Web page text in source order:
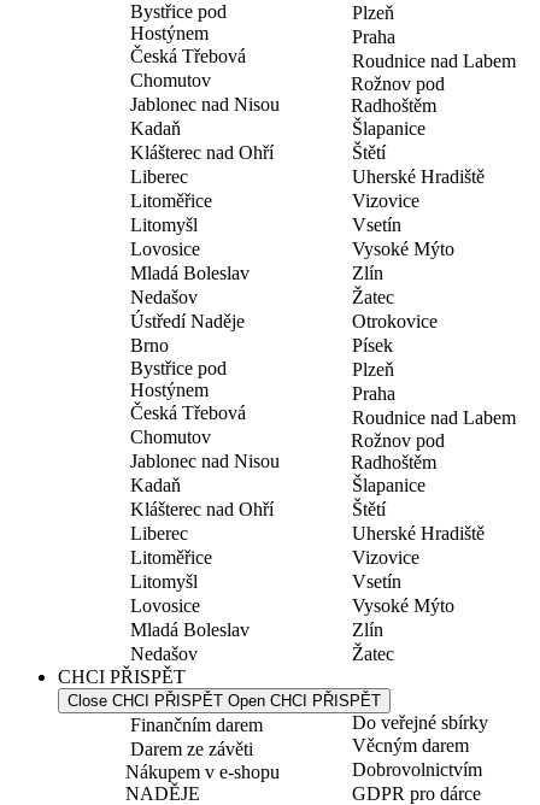
Bystřice pod
Hostýnem
Česká Třebová
Chomutov
Jablonec nad Nisou
Kadaň
Klášterec nad Ohří
Liberec
Litoměřice
Litomyšl
Lovosice
Mladá Boleslav
Nedašov
Plzeň
Praha
Roudnice nad Labem
Rožnov pod
Radhoštěm
Šlapanice
Štětí
Uherské Hradiště
Vizovice
Vsetín
Vysoké Mýto
Zlín
Žatec
Ústředí Naděje
Brno
Bystřice pod
Hostýnem
Česká Třebová
Chomutov
Jablonec nad Nisou
Kadaň
Klášterec nad Ohří
Liberec
Litoměřice
Litomyšl
Lovosice
Mladá Boleslav
Nedašov
Otrokovice
Písek
Plzeň
Praha
Roudnice nad Labem
Rožnov pod
Radhoštěm
Šlapanice
Štětí
Uherské Hradiště
Vizovice
Vsetín
Vysoké Mýto
Zlín
Žatec
CHCI PŘISPĚT
Close CHCI PŘISPĚT Open CHCI PŘISPĚT
Finančním darem
Darem ze závěti
Nákupem v e-shopu
NADĚJE
Do veřejné sbírky
Věcným darem
Dobrovolnictvím
GDPR pro dárce